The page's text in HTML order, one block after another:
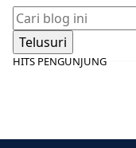
HITS PENGUNJUNG